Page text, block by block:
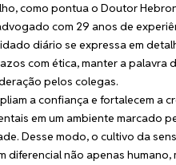
como pontua o Doutor
com 29 anos de
diário se expressa em
com ética, manter a palavra
pelos colegas.
a confiança e fortalecem a
em um ambiente marcado
Desse modo, o cultivo da
diferencial não apenas humano,